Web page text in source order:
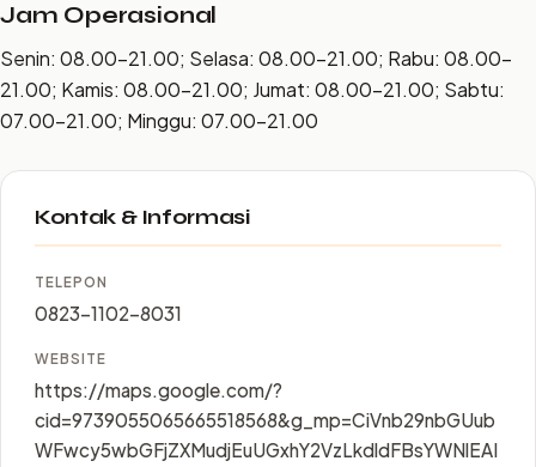
Jam Operasional
Senin: 08.00–21.00; Selasa: 08.00–21.00; Rabu: 08.00–
21.00; Kamis: 08.00–21.00; Jumat: 08.00–21.00; Sabtu:
07.00–21.00; Minggu: 07.00–21.00
Kontak & Informasi
TELEPON
0823-1102-8031
WEBSITE
https://maps.google.com/?
cid=9739055065665518568&g_mp=CiVnb29nbGUub
WFwcy5wbGFjZXMudjEuUGxhY2VzLkdldFBsYWNlEAI